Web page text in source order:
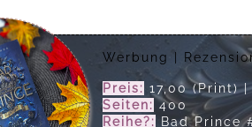
Werbung |
Preis: 17,00 (Print)
Seiten: 400
Reihe?: Bad Prince